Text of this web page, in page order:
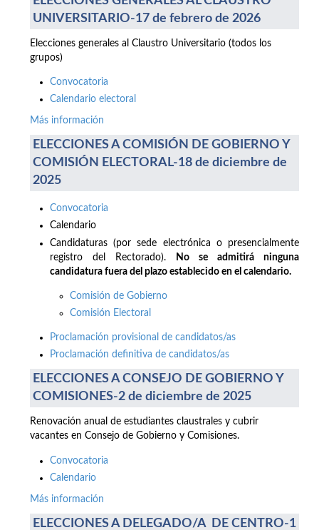
UNIVERSITARIO-17 de febrero de 2026
Elecciones generales al Claustro Universitario (todos los
grupos)
Convocatoria
Calendario electoral
Más información
ELECCIONES A COMISIÓN DE GOBIERNO Y
COMISIÓN ELECTORAL-18 de diciembre de
2025
Convocatoria
Calendario
Candidaturas (por sede electrónica o presencialmente
registro del Rectorado).
No se admitirá ninguna
candidatura fuera del plazo establecido en el calendario.
Comisión de Gobierno
Comisión Electoral
Proclamación provisional de candidatos/as
Proclamación definitiva de candidatos/as
ELECCIONES A CONSEJO DE GOBIERNO Y
COMISIONES-2 de diciembre de 2025
Renovación anual de estudiantes claustrales y cubrir
vacantes en Consejo de Gobierno y Comisiones.
Convocatoria
Calendario
Más información
ELECCIONES A DELEGADO/A DE CENTRO-1